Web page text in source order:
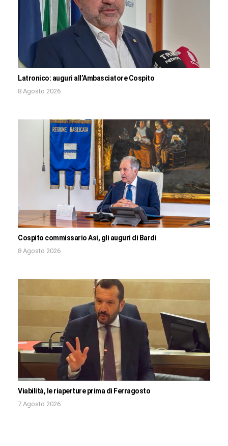
Latronico: auguri all’Ambasciatore Cospito
8 Agosto 2026
Cospito commissario Asi, gli auguri di Bardi
8 Agosto 2026
Viabilità, le riaperture prima di Ferragosto
7 Agosto 2026